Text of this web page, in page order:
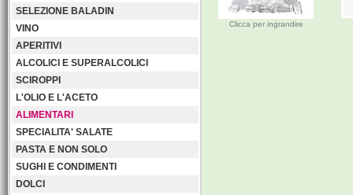
SELEZIONE BALADIN
VINO
APERITIVI
ALCOLICI E SUPERALCOLICI
SCIROPPI
L'OLIO E L'ACETO
ALIMENTARI
SPECIALITA' SALATE
PASTA E NON SOLO
SUGHI E CONDIMENTI
DOLCI
Clicca per ingrandire